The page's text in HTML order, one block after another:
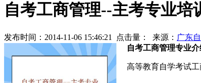
自考工商管理--主考专业培
发布时间：2014-11-06 15:46:21 点击量： 来源： 广东
自考工商管理专业介
高等教育自学考试